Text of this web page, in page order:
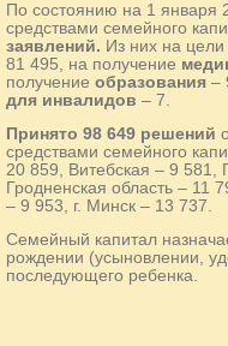
По состоянию на 1 января
средствами семейного
заявлений. Из них на
81 495, на получение
получение образования –
для инвалидов – 7.
Принято 98 649 решений
средствами семейного
20 859, Витебская – 9 581,
Гродненская область – 11
– 9 953, г. Минск – 13 737.
Семейный капитал
рождении (усыновлении,
последующего ребенка.